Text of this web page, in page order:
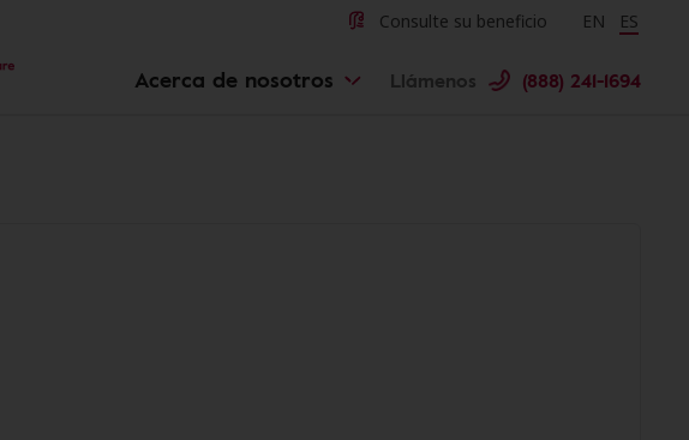
Consulte su beneficio Change
EN ES
Acerca de nosotros Llámenos (888) 241-1694